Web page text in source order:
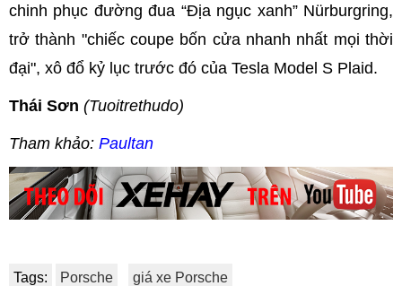
chinh phục đường đua “Địa ngục xanh” Nürburgring,
trở thành "chiếc coupe bốn cửa nhanh nhất mọi thời
đại", xô đổ kỷ lục trước đó của Tesla Model S Plaid.
Thái Sơn (Tuoitrethudo)
Tham khảo: Paultan
Tags: Porsche giá xe Porsche